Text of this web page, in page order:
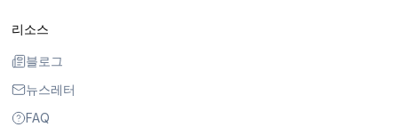
리소스
블로그
뉴스레터
FAQ